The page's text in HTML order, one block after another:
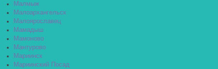
Малмыж
Малоархангельск
Малоярославец
Мамадыш
Мамоново
Мантурово
Мариинск
Мариинский Посад